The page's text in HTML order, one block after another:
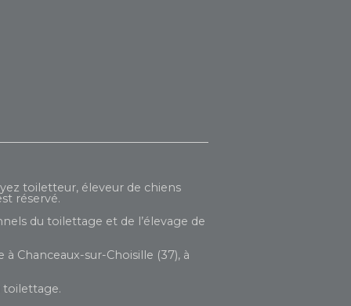
toiletteur, éleveur de chiens
réservé.
du toilettage et de l’élevage de
Chanceaux-sur-Choisille (37), à
toilettage.